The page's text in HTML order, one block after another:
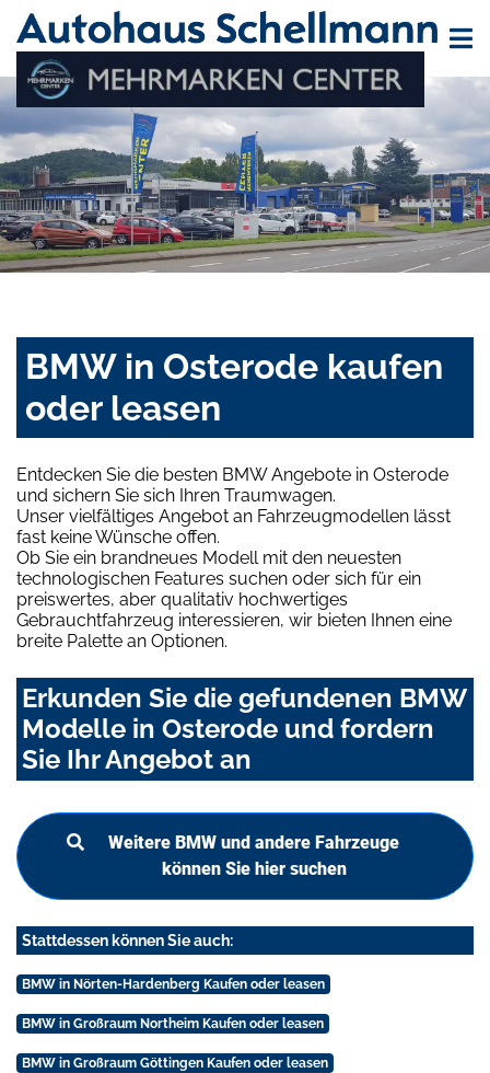
BMW in Osterode kaufen
oder leasen
Entdecken Sie die besten BMW Angebote in Osterode
und sichern Sie sich Ihren Traumwagen.
Unser vielfältiges Angebot an Fahrzeugmodellen lässt
fast keine Wünsche offen.
Ob Sie ein brandneues Modell mit den neuesten
technologischen Features suchen oder sich für ein
preiswertes, aber qualitativ hochwertiges
Gebrauchtfahrzeug interessieren, wir bieten Ihnen eine
breite Palette an Optionen.
Erkunden Sie die gefundenen BMW
Modelle in Osterode und fordern
Sie Ihr Angebot an
Weitere BMW und andere Fahrzeuge
können Sie hier suchen
Stattdessen können Sie auch:
BMW in Nörten-Hardenberg Kaufen oder leasen
BMW in Großraum Northeim Kaufen oder leasen
BMW in Großraum Göttingen Kaufen oder leasen